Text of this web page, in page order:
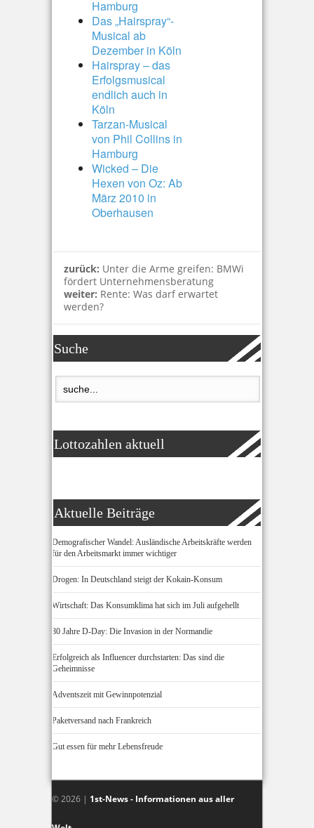
Hamburg
Das „Hairspray“-
Musical ab
Dezember in Köln
Hairspray – das
Erfolgsmusical
endlich auch in
Köln
Tarzan-Musical
von Phil Collins in
Hamburg
Wicked – Die
Hexen von Oz: Ab
März 2010 in
Oberhausen
zurück: Unter die Arme greifen: BMWi
fördert Unternehmensberatung
weiter: Rente: Was darf erwartet
werden?
Suche
Lottozahlen aktuell
Aktuelle Beiträge
Demografischer Wandel: Ausländische Arbeitskräfte werden
für den Arbeitsmarkt immer wichtiger
Drogen: In Deutschland steigt der Kokain-Konsum
Wirtschaft: Das Konsumklima hat sich im Juli aufgehellt
80 Jahre D-Day: Die Invasion in der Normandie
Erfolgreich als Influencer durchstarten: Das sind die
Geheimnisse
Adventszeit mit Gewinnpotenzial
Paketversand nach Frankreich
Gut essen für mehr Lebensfreude
© 2026 | 1st-News - Informationen aus aller